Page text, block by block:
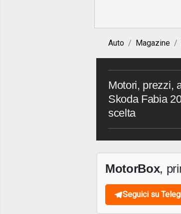
Auto Magazine
Motori, prezzi,
Skoda Fabia
scelta
MotorBox,
Seguici su